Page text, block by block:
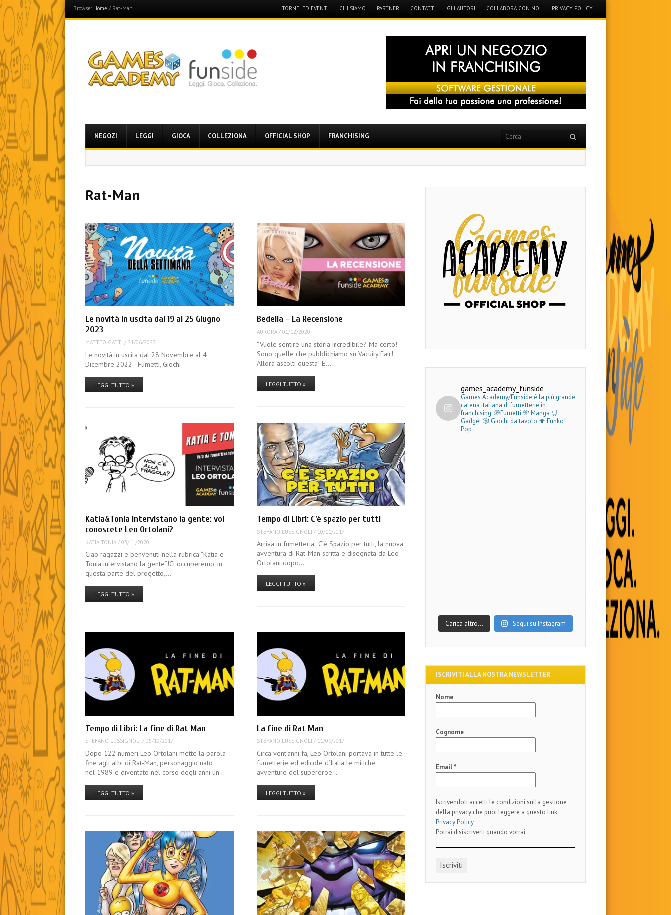
Browse: Home / Rat-Man Menu
Skip
to
TORNEI ED EVENTI CHI SIAMO PARTNER CONTATTI GLI AUTORI COLLABORA CON NOI PRIVACY POLICY
Games Academy
Menu
content
NEGOZI LEGGI GIOCA COLLEZIONA OFFICIAL SHOP FRANCHISING Search
Rat-Man
Le novità in uscita dal 19 al 25 Giugno
2023
MATTEO GATTI / 21/06/2023
Le novità in uscita dal 28 Novembre al 4
Dicembre 2022 - Fumetti, Giochi
LEGGI TUTTO »
Bedelia – La Recensione
AURORA/ 01/12/2020
“Vuole sentire una storia incredibile? Ma certo!
Sono quelle che pubblichiamo su Vacuity Fair!
Allora ascolti questa! E’…
LEGGI TUTTO »
Katia&Tonia intervistano la gente: voi
conoscete Leo Ortolani?
KATIA TONIA /03/11/2020
Ciao ragazzi e benvenuti nella rubrica “Katia e
Tonia intervistano la gente“!Ci occuperemo, in
questa parte del progetto,…
LEGGI TUTTO »
Tempo di Libri: C’è spazio per tutti
STEFANO LUSSIGNOLI / 10/11/2017
Arriva in fumetteria C’è Spazio per tutti, la nuova
avventura di Rat-Man scritta e disegnata da Leo
Ortolani dopo…
LEGGI TUTTO »
Tempo di Libri: La fine di Rat Man
STEFANO LUSSIGNOLI /05/10/2017
Dopo 122 numeri Leo Ortolani mette la parola
fine agli albi di Rat-Man, personaggio nato
nel 1989 e diventato nel corso degli anni un…
LEGGI TUTTO »
La fine di Rat Man
STEFANO LUSSIGNOLI / 11/09/2017
Circa vent’anni fa, Leo Ortolani portava in tutte le
fumetterie ed edicole d’Italia le mitiche
avventure del supereroe…
LEGGI TUTTO »
games_academy_funside
Games Academy/Funside è la più grande
catena italiana di fumetterie in
franchising.💭Fumetti 🎌 Manga 🛒
Gadget🎲 Giochi da tavolo 🍄 Funko!
Pop
Carica altro… Segui su Instagram
ISCRIVITI ALLA NOSTRA NEWSLETTER
Nome
Cognome
Email *
Iscrivendoti accetti le condizioni sulla gestione
della privacy che puoi leggere a questo link:
Privacy Policy
Potrai disiscriverti quando vorrai.